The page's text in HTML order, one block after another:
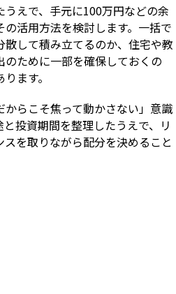
えで、手元に100万円などの余
活用方法を検討します。一括で
して積み立てるのか、住宅や教
ために一部を確保しておくの
ます。
からこそ焦って動かさない」意識
投資期間を整理したうえで、リ
を取りながら配分を決めること